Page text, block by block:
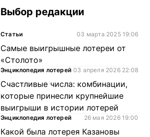
Выбор редакции
Статьи 03 марта 2025 19:06
Самые выигрышные лотереи от
«Столото»
Энциклопедия лотерей 03 апреля 2026 22:08
Счастливые числа: комбинации,
которые принесли крупнейшие
выигрыши в истории лотерей
Энциклопедия лотерей 26 мая 2026 19:00
Какой была лотерея Казановы